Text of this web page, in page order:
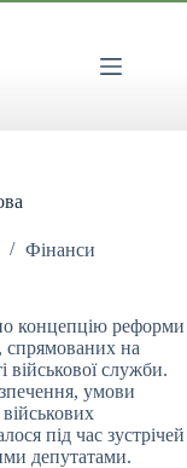
Фінанси
концепцію реформи
спрямованих на
військовоїслужби.
умови
під час зустрічей
депутатами.